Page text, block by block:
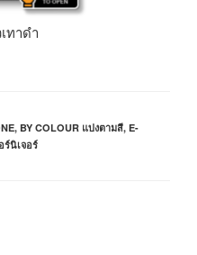
ทาดำ
, BY COLOUR แบ่งตามสี, E-
ร์นิเจอร์